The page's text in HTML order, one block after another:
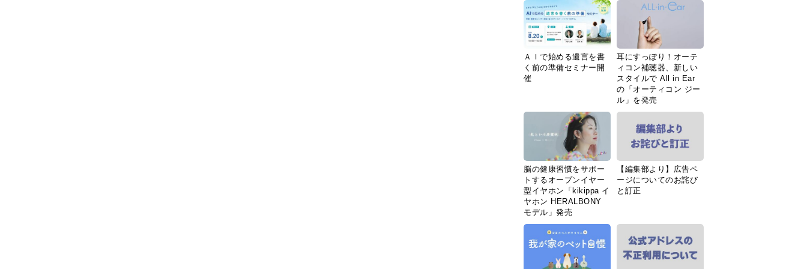
ＡＩで始める遺言を書
く前の準備セミナー開
催
耳にすっぽり！オーテ
ィコン補聴器、新しい
スタイルで All in Ear
の「オーティコン ジー
ル」を発売
脳の健康習慣をサポー
トするオープンイヤー
型イヤホン「kikippa イ
ヤホン HERALBONY
モデル」発売
【編集部より】広告ペ
ージについてのお詫び
と訂正